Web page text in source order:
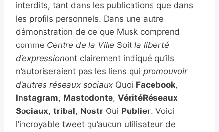
interdits, tant dans les publications que dans
les profils personnels. Dans une autre
démonstration de ce que Musk comprend
comme Centre de la Ville Soit la liberté
d’expressionont clairement indiqué qu’ils
n’autoriseraient pas les liens qui promouvoir
d’autres réseaux sociaux Quoi Facebook,
Instagram, Mastodonte, VéritéRéseaux
Sociaux, tribal, Nostr Oui Publier. Voici
l’incroyable tweet qu’aucun utilisateur de